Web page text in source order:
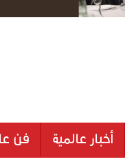
أخبار عالمية فن